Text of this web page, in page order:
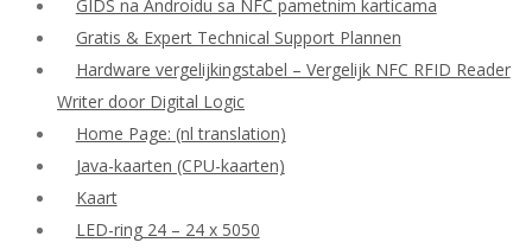
GIDS na Androidu sa NFC pametnim karticama
Gratis & Expert Technical Support Plannen
Hardware vergelijkingstabel – Vergelijk NFC RFID Reader
Writer door Digital Logic
Home Page: (nl translation)
Java-kaarten (CPU-kaarten)
Kaart
LED-ring 24 – 24 x 5050